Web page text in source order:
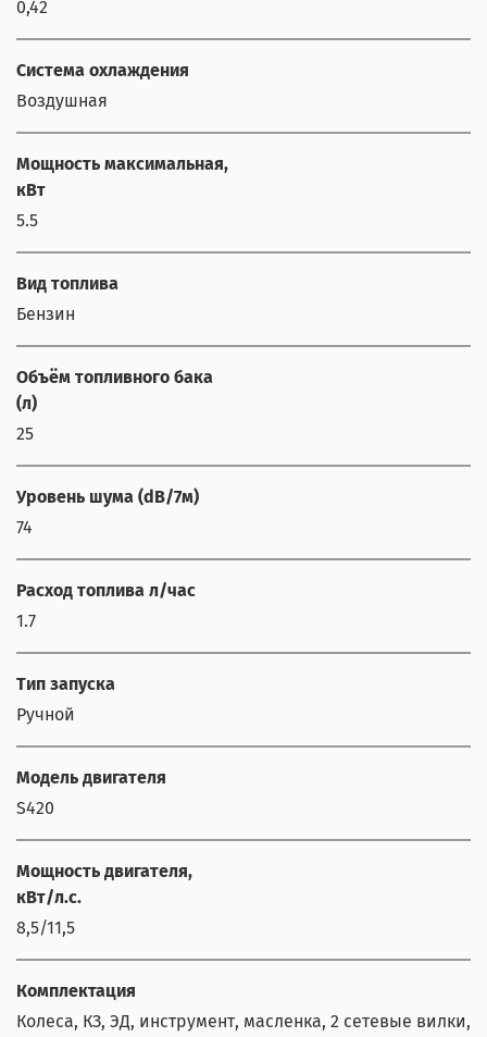
0,42
Система охлаждения
Воздушная
Мощность максимальная,
кВт
5.5
Вид топлива
Бензин
Объём топливного бака
(л)
25
Уровень шума (dB/7м)
74
Расход топлива л/час
1.7
Тип запуска
Ручной
Модель двигателя
S420
Мощность двигателя,
кВт/л.с.
8,5/11,5
Комплектация
Колеса, КЗ, ЭД, инструмент, масленка, 2 сетевые вилки,